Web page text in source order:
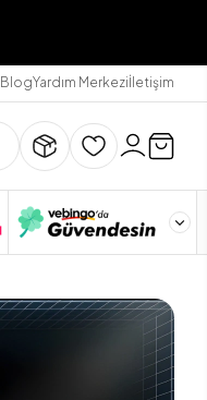
BlogYardım Merkeziİletişim